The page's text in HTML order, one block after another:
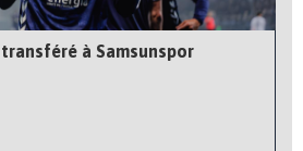
à Samsunspor